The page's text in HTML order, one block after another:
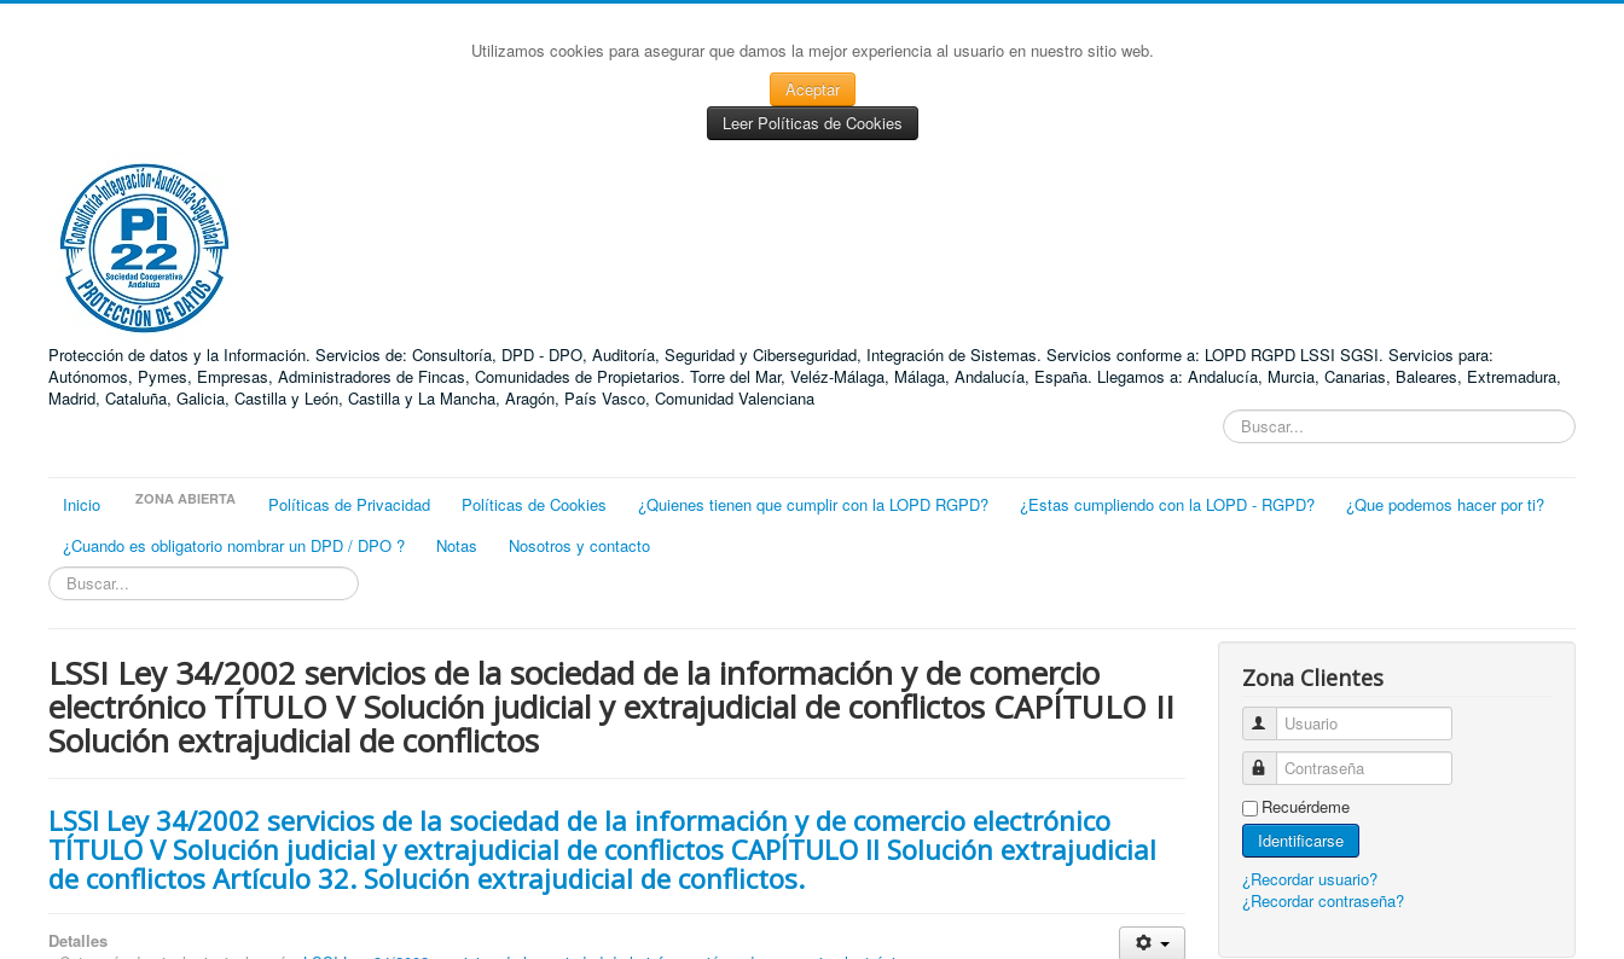
Utilizamos cookies para asegurar que damos la mejor experiencia al usuario en nuestro sitio web.
Aceptar
Leer Políticas de Cookies
Protección de datos y la Información. Servicios de: Consultoría, DPD - DPO, Auditoría, Seguridad y Ciberseguridad, Integración de Sistemas. Servicios conforme a: LOPD RGPD LSSI SGSI. Servicios para:
Autónomos, Pymes, Empresas, Administradores de Fincas, Comunidades de Propietarios. Torre del Mar, Veléz-Málaga, Málaga, Andalucía, España. Llegamos a: Andalucía, Murcia, Canarias, Baleares, Extremadura,
Madrid, Cataluña, Galicia, Castilla y León, Castilla y La Mancha, Aragón, País Vasco, Comunidad Valenciana
Buscar...
Inicio ZONA ABIERTA Políticas de Privacidad Políticas de Cookies ¿Quienes tienen que cumplir con la LOPD RGPD? ¿Estas cumpliendo con la LOPD - RGPD?
¿Que podemos hacer por ti?
¿Cuando es obligatorio nombrar un DPD / DPO ?
Notas
Nosotros y contacto
Buscar...
LSSI Ley 34/2002 servicios de la sociedad de la información y de comercio
electrónico TÍTULO V Solución judicial y extrajudicial de conflictos CAPÍTULO II
Solución extrajudicial de conflictos
LSSI Ley 34/2002 servicios de la sociedad de la información y de comercio electrónico
TÍTULO V Solución judicial y extrajudicial de conflictos CAPÍTULO II Solución extrajudicial
de conflictos Artículo 32. Solución extrajudicial de conflictos.
Detalles
Zona Clientes
Usuario
Contraseña
Recuérdeme
Identificarse
¿Recordar usuario?
¿Recordar contraseña?